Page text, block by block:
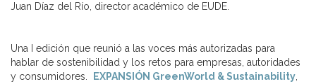
Juan Díaz del Río, director académico de EUDE.
Una I edición que reunió a las voces más autorizadas para
hablar de sostenibilidad y los retos para empresas, autoridades
y consumidores.
EXPANSIÓN GreenWorld & Sustainability